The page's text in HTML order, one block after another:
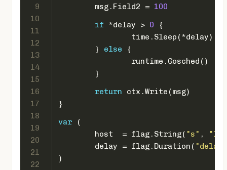
9
10
11
12
13
14
15
16
17
18
19
20
21
22
	msg.Field2 =
100
if *delay > 0 {
		time.Sleep(*delay)
	}
else {
		runtime.Gosched()
	}
return ctx.Write(msg)
}
var (
	host  = flag.String(
"s" ,
	delay = flag.Duration(
"delay"
)